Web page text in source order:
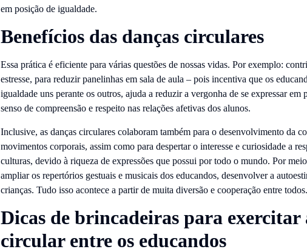
em posição de igualdade.
Benefícios das danças circulares
Essa prática é eficiente para várias questões de nossas vidas. Por exemplo:
estresse, para reduzir panelinhas em sala de aula – pois incentiva que os
igualdade uns perante os outros, ajuda a reduzir a vergonha de se expressar em
senso de compreensão e respeito nas relações afetivas dos alunos.
Inclusive, as danças circulares colaboram também para o desenvolvimento da
movimentos corporais, assim como para despertar o interesse e curiosidade a
culturas, devido à riqueza de expressões que possui por todo o mundo. Por
ampliar os repertórios gestuais e musicais dos educandos, desenvolver a
crianças. Tudo isso acontece a partir de muita diversão e cooperação entre todos.
Dicas de brincadeiras para exercitar
circular entre os educandos